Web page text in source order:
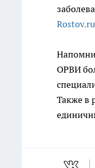
Rostov.ru
ОРВИ
Также в